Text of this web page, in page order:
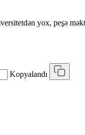
yox, peşə
Kopyalandı